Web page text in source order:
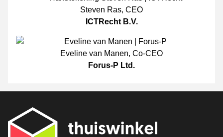
Steven Ras, CEO
ICTRecht B.V.
Eveline van Manen, Co-CEO
Forus-P Ltd.